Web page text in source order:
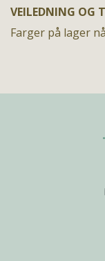
VEILEDNING OG
Farger på lager